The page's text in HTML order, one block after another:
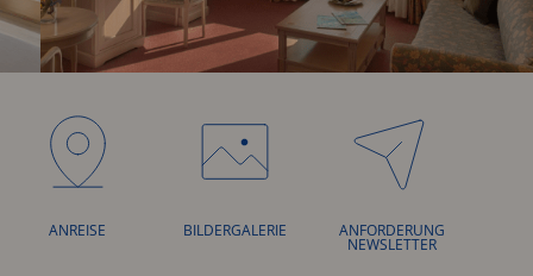
ANREISE BILDERGALERIE ANFORDERUNG
NEWSLETTER